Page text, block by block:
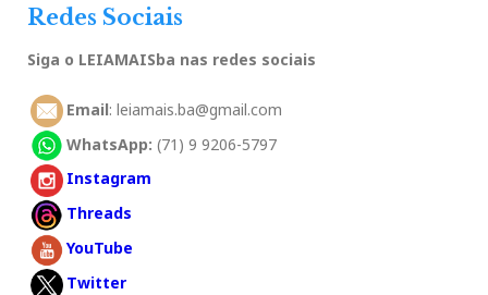
Redes Sociais
Siga o LEIAMAISba nas redes sociais
Email: leiamais.ba@gmail.com
WhatsApp: (71) 9 9206-5797
Instagram
Threads
YouTube
Twitter